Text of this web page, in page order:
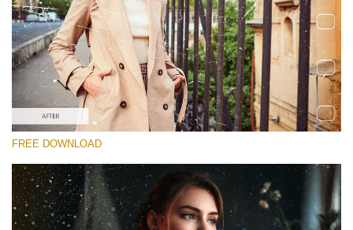
Free Photoshop Overlay #1
Small 800*533px
Film Scratches
(30 Overlays)
Large 6000*4000px
(347 Overlays)
Large 6000*4000px
FREE DOWNLOAD